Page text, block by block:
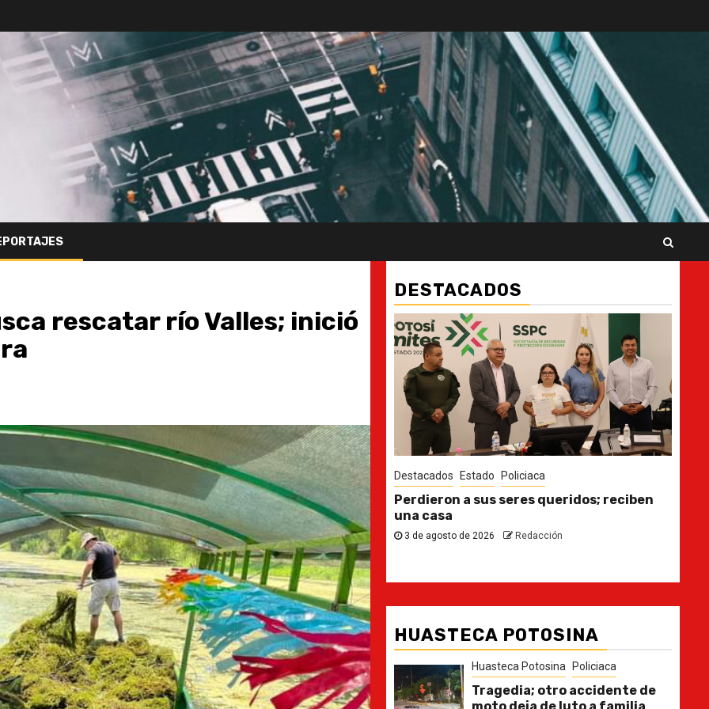
rescatar río Valles; inició
DESTACADOS
impacto
Destacados Policiaca
Perdieron a sus seres queridos; reciben
una casa
3 de agosto de 2026 Redacción
Destacados Estado
Ya casi, el quinto informe del Gobernador
30 de julio de 2026
HUASTECA POTOSINA
Huasteca Potosina Policiaca
Tragedia; otro accidente de